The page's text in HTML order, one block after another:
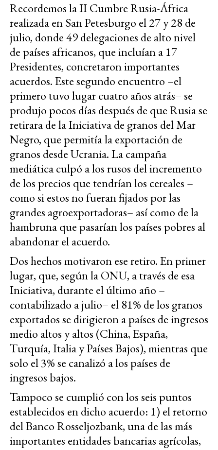
Recordemos la II Cumbre Rusia-África
realizada en San Petesburgo el 27 y 28 de
julio, donde 49 delegaciones de alto nivel
de países africanos, que incluían a 17
Presidentes, concretaron importantes
acuerdos. Este segundo encuentro –el
primero tuvo lugar cuatro años atrás– se
produjo pocos días después de que Rusia se
retirara de la Iniciativa de granos del Mar
Negro, que permitía la exportación de
granos desde Ucrania. La campaña
mediática culpó a los rusos del incremento
de los precios que tendrían los cereales –
como si estos no fueran fijados por las
grandes agroexportadoras– así como de la
hambruna que pasarían los países pobres al
abandonar el acuerdo.
Dos hechos motivaron ese retiro. En primer
lugar, que, según la ONU, a través de esa
Iniciativa, durante el último año –
contabilizado a julio– el 81% de los granos
exportados se dirigieron a países de ingresos
medio altos y altos (China, España,
Turquía, Italia y Países Bajos), mientras que
solo el 3% se canalizó a los países de
ingresos bajos.
Tampoco se cumplió con los seis puntos
establecidos en dicho acuerdo: 1) el retorno
del Banco Rosseljozbank, una de las más
importantes entidades bancarias agrícolas,